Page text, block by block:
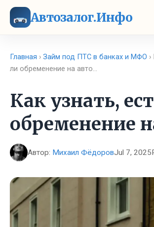
Автозалог.Инфо
Главная › Займ под ПТС в банках и МФО
ли обременение на авто…
Как узнать,
обременение
Автор: Михаил ФёдоровJul 7, 2025